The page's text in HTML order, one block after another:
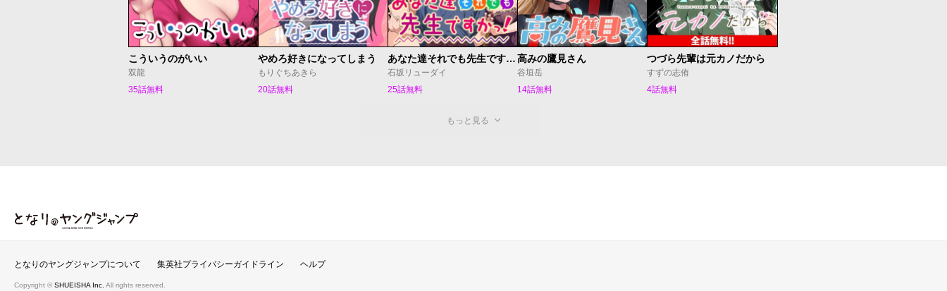
こういうのがいい
双龍
35話無料
やめろ好きになってしまう
もりぐちあきら
20話無料
あなた達それでも先生ですかっ！
石坂リューダイ
25話無料
高みの鷹見さん
谷垣岳
14話無料
つづら先輩は元カノだから
すずの志侑
4話無料
もっと見る
となりのヤングジャンプ
となりのヤングジャンプについて 集英社プライバシーガイドライン ヘルプ
Copyright © SHUEISHA Inc. All rights reserved.